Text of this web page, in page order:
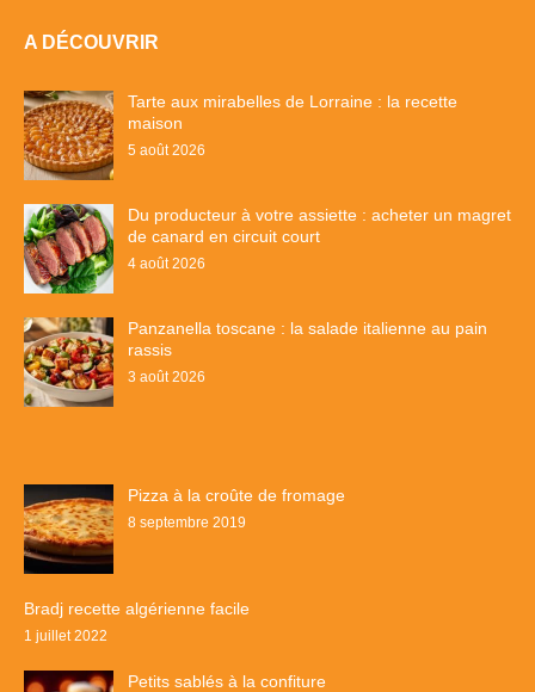
A DÉCOUVRIR
Tarte aux mirabelles de Lorraine : la recette
maison
5 août 2026
Du producteur à votre assiette : acheter un magret
de canard en circuit court
4 août 2026
Panzanella toscane : la salade italienne au pain
rassis
3 août 2026
Pizza à la croûte de fromage
8 septembre 2019
Bradj recette algérienne facile
1 juillet 2022
Petits sablés à la confiture